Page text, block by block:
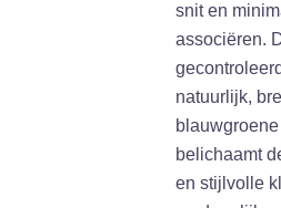
snit en
associëren.
natuurlijk,
belichaamt
en stijlvolle